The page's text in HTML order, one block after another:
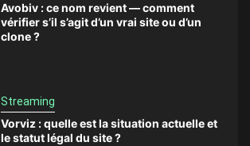
Avobiv : ce nom revient — comment
vérifier s’il s’agit d’un vrai site ou d’un
clone ?
Streaming
Vorviz : quelle est la situation actuelle et
le statut légal du site ?